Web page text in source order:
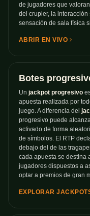
de jugadores que
del crupier, la
sensación de sala física
ABRIR EN VIVO
Botes
Un jackpot progresivo
apuesta realizada por
juego. A diferencia del
progresivo puede
activado de forma
de símbolos. El RTP
debajo del de las
cada apuesta se destina
jugadores dispuestos a
optar a premios de gran
EXPLORAR